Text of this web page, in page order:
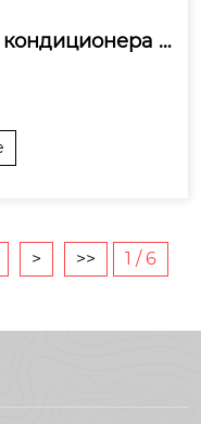
в
энергии
> >> 1 / 6